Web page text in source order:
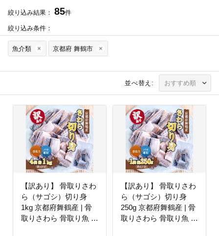
絞り込み結果： 85件
絞り込み条件：
魚介類 京都府 舞鶴市
並べ替え:
【訳あり】 骨取りさわ
ら（サゴシ）切り身
1kg 京都府舞鶴産 | 骨
取りさわら 骨取り魚 さ
【訳あり】 骨取りさわ
ら（サゴシ）切り身
250g 京都府舞鶴産 | 骨
取りさわら 骨取り魚 さ